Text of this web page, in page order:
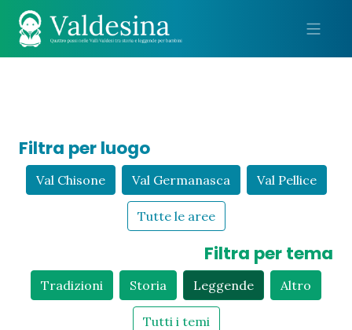
Filtra per luogo
Val Chisone Val Germanasca Val Pellice
Tutte le aree
Filtra per tema
Tradizioni Storia Leggende Altro
Tutti i temi